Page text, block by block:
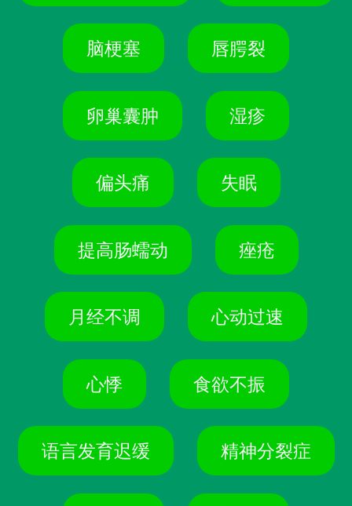
脑梗塞 唇腭裂
卵巢囊肿 湿疹
偏头痛 失眠
提高肠蠕动 痤疮
月经不调 心动过速
心悸 食欲不振
语言发育迟缓 精神分裂症